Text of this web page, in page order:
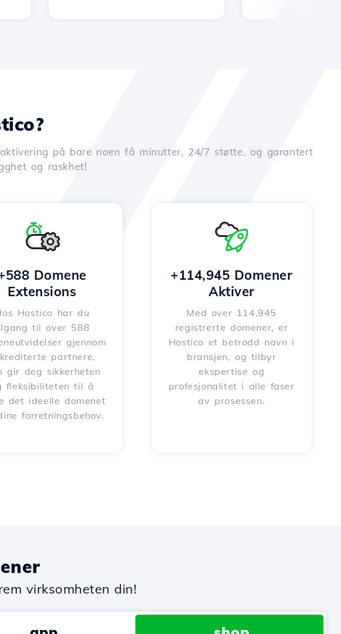
på bare noen få minutter, 24/7 støtte, og garantert
og raskhet!
Domene
Extensions
Hostico har du
til over 588
gjennom
partnere,
gir deg sikkerheten
fleksibiliteten til å
det ideelle domenet
forretningsbehov.
+114,945 Domener
Aktiver
Med over 114,945
registrerte domener, er
Hostico et betrodd navn i
bransjen, og tilbyr
ekspertise og
profesjonalitet i alle faser
av prosessen.
virksomheten din!